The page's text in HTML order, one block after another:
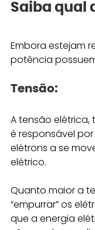
Saiba qual
Embora estejam
potência
Tensão:
A tensão
é responsável
elétrons a se
elétrico.
Quanto maior a
“empurrar” os
que a energia